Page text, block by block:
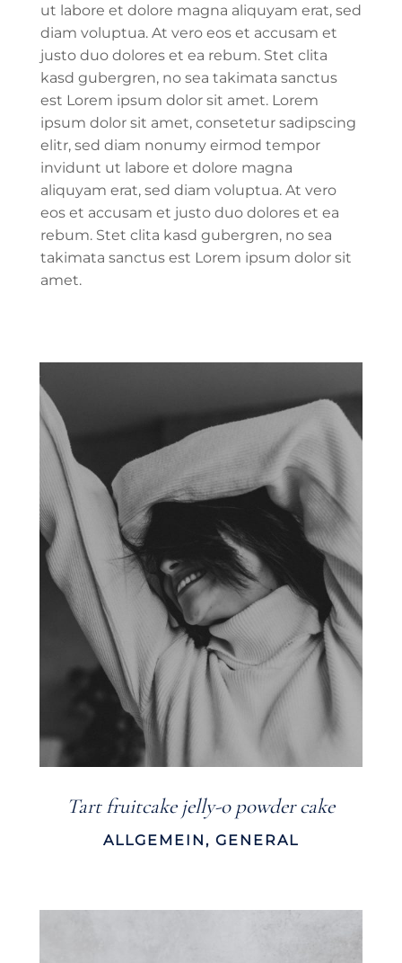
ut labore et dolore magna aliquyam erat, sed
diam voluptua. At vero eos et accusam et
justo duo dolores et ea rebum. Stet clita
kasd gubergren, no sea takimata sanctus
est Lorem ipsum dolor sit amet. Lorem
ipsum dolor sit amet, consetetur sadipscing
elitr, sed diam nonumy eirmod tempor
invidunt ut labore et dolore magna
aliquyam erat, sed diam voluptua. At vero
eos et accusam et justo duo dolores et ea
rebum. Stet clita kasd gubergren, no sea
takimata sanctus est Lorem ipsum dolor sit
amet.
Tart fruitcake jelly-o powder cake
ALLGEMEIN , GENERAL